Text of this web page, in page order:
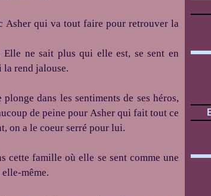
Asher qui va tout faire pour retrouver la
Elle ne sait plus qui elle est, se sent en
la rend jalouse.
dans les sentiments de ses héros,
de peine pour Asher qui fait tout ce
on a le coeur serré pour lui.
cette famille où elle se sent comme une
même.